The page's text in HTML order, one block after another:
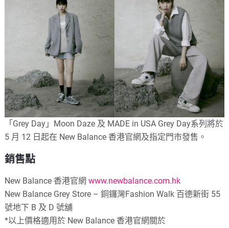
「Grey Day」Moon Daze 及 MADE in USA Grey Day系列將於
5 月 12 日起在 New Balance 香港官網及指定門市發售。
銷售點
New Balance 香港官網www.newbalance.com.hk
New Balance Grey Store – 銅鑼灣Fashion Walk 百德新街 55
號地下 B 及 D 號舖
*以上價格適用於 New Balance 香港官網關於